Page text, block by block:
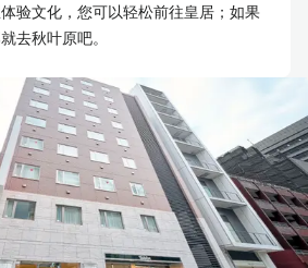
验文化，您可以轻松前往皇居；如果
去秋叶原吧。